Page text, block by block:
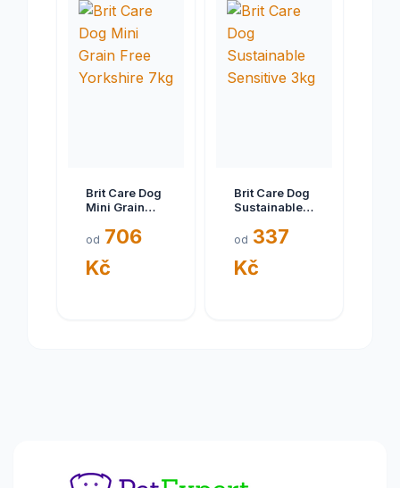
Brit Care Dog
Mini Grain
Yorkshire 7kg
od 706
Kč
Brit Care Dog
Sustainable
od 337
Kč